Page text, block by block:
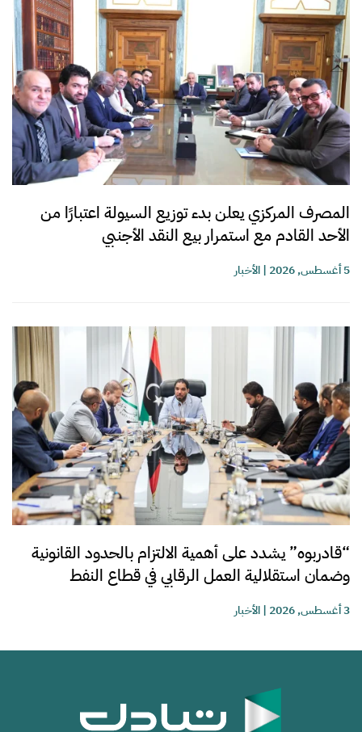
المصرف المركزي يعلن بدء توزيع السيولة اعتبارًا من
الأحد القادم مع استمرار بيع النقد الأجنبي
5 أغسطس, 2026 |الأخبار
“قادربوه” يشدد على أهمية الالتزام بالحدود القانونية
وضمان استقلالية العمل الرقابي في قطاع النفط
3 أغسطس, 2026 |الأخبار